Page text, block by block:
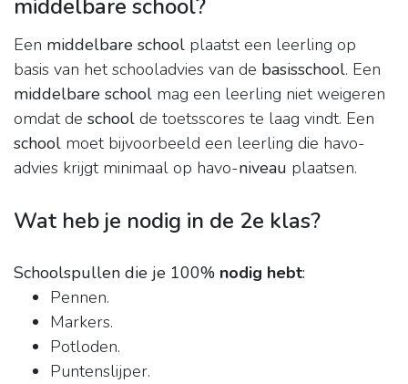
middelbare school?
Een middelbare school plaatst een leerling op
basis van het schooladvies van de basisschool. Een
middelbare school mag een leerling niet weigeren
omdat de school de toetsscores te laag vindt. Een
school moet bijvoorbeeld een leerling die havo-
advies krijgt minimaal op havo-niveau plaatsen.
Wat heb je nodig in de 2e klas?
Schoolspullen die je 100% nodig hebt:
Pennen.
Markers.
Potloden.
Puntenslijper.